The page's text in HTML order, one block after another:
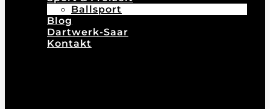
Ballsport
Blog
Dartwerk-Saar
Kontakt